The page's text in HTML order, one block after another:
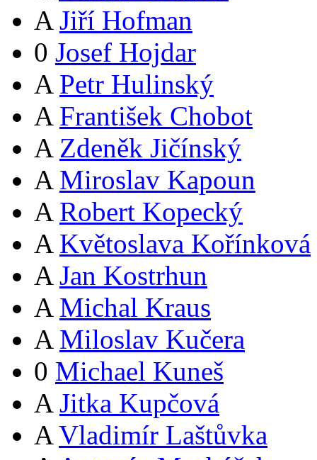
A Jiří Hofman
0 Josef Hojdar
A Petr Hulinský
A František Chobot
A Zdeněk Jičínský
A Miroslav Kapoun
A Robert Kopecký
A Květoslava Kořínková
A Jan Kostrhun
A Michal Kraus
A Miloslav Kučera
0 Michael Kuneš
A Jitka Kupčová
A Vladimír Laštůvka